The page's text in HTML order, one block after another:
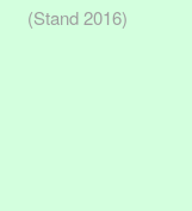
(Stand 2016)